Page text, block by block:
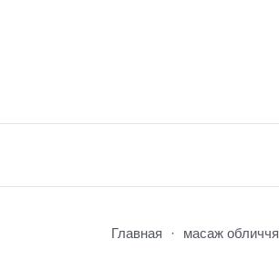
Главная масаж обличчя